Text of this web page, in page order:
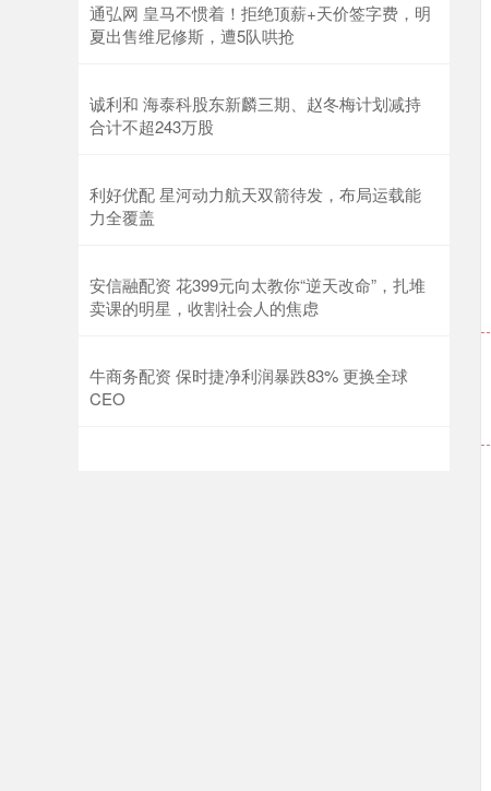
通弘网 皇马不惯着！拒绝顶薪+天价签字费，明
夏出售维尼修斯，遭5队哄抢
诚利和 海泰科股东新麟三期、赵冬梅计划减持
合计不超243万股
利好优配 星河动力航天双箭待发，布局运载能
力全覆盖
安信融配资 花399元向太教你“逆天改命”，扎堆
卖课的明星，收割社会人的焦虑
牛商务配资 保时捷净利润暴跌83% 更换全球
CEO